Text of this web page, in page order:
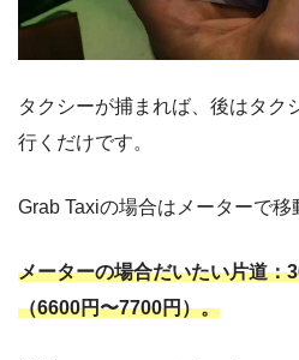
タクシーが捕まれば、後はタク
行くだけです。
Grab Taxiの場合はメーターで移
メーターの場合だいたい片道：
（6600円〜7700円）。